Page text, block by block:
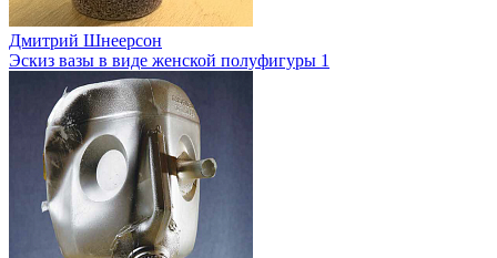
Дмитрий Шнеерсон
Эскиз вазы в виде женской полуфигуры 1